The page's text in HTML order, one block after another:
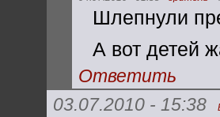
Шлепнули
А вот детей
Ответить
03.07.2010 - 15:38